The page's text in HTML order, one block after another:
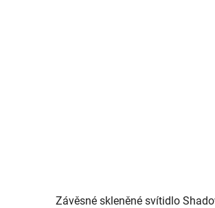
Závěsné skleněné svítidlo